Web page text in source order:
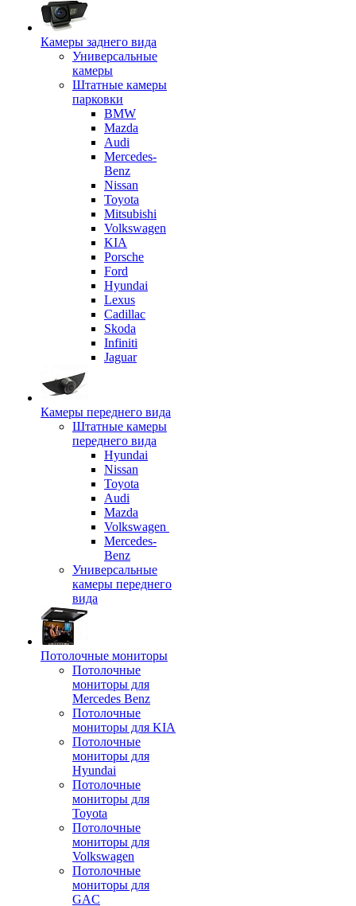
Камеры заднего вида
Универсальные
камеры
Штатные камеры
парковки
BMW
Mazda
Audi
Mercedes-
Benz
Nissan
Toyota
Mitsubishi
Volkswagen
KIA
Porsche
Ford
Hyundai
Lexus
Cadillac
Skoda
Infiniti
Jaguar
Камеры переднего вида
Штатные камеры
переднего вида
Hyundai
Nissan
Toyota
Audi
Mazda
Volkswagen
Mercedes-
Benz
Универсальные
камеры переднего
вида
Потолочные мониторы
Потолочные
мониторы для
Mercedes Benz
Потолочные
мониторы для KIA
Потолочные
мониторы для
Hyundai
Потолочные
мониторы для
Toyota
Потолочные
мониторы для
Volkswagen
Потолочные
мониторы для
GAC